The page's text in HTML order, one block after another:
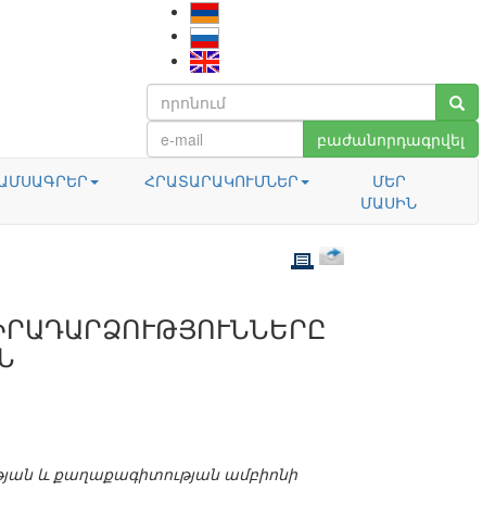
բաժանորդագրվել
ՀՐԱՏԱՐԱԿՈՒՄՆԵՐ
ՄԵՐ
ՄԱՍԻՆ
և քաղաքագիտության ամբիոնի